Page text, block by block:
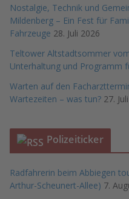
Nostalgie, Technik und
Mildenberg – Ein Fest für
Fahrzeuge 28. Juli 2026
Teltower Altstadtsommer
Unterhaltung und Programm
Warten auf den
Wartezeiten – was tun? 27.
Polizeiticker
Radfahrerin beim Abbiegen
Arthur-Scheunert-Allee) 7.